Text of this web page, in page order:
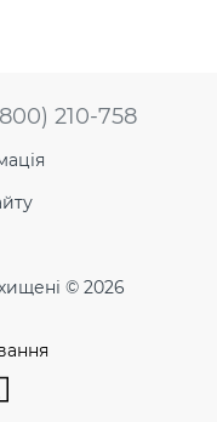
210-758
© 2026